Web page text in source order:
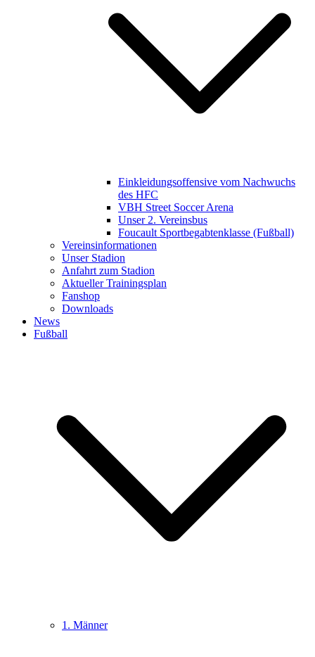
Einkleidungsoffensive vom Nachwuchs
des HFC
VBH Street Soccer Arena
Unser 2. Vereinsbus
Foucault Sportbegabtenklasse (Fußball)
Vereinsinformationen
Unser Stadion
Anfahrt zum Stadion
Aktueller Trainingsplan
Fanshop
Downloads
News
Fußball
1. Männer